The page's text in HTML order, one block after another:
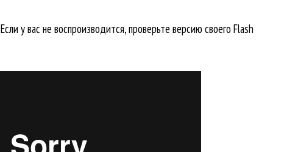
Если у вас не воспроизводится, проверьте версию своего Flash